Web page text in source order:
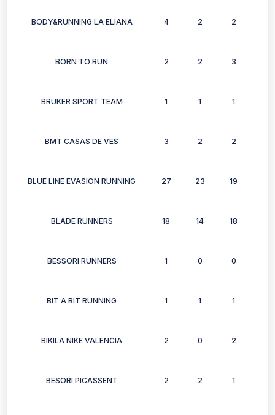
BODY&RUNNING LA ELIANA 4 2 2
BORN TO RUN 2 2 3
BRUKER SPORT TEAM 1 1 1
BMT CASAS DE VES 3 2 2
BLUE LINE EVASION RUNNING 27 23 19
BLADE RUNNERS 18 14 18
BESSORI RUNNERS 1 0 0
BIT A BIT RUNNING 1 1 1
BIKILA NIKE VALENCIA 2 0 2
BESORI PICASSENT 2 2 1